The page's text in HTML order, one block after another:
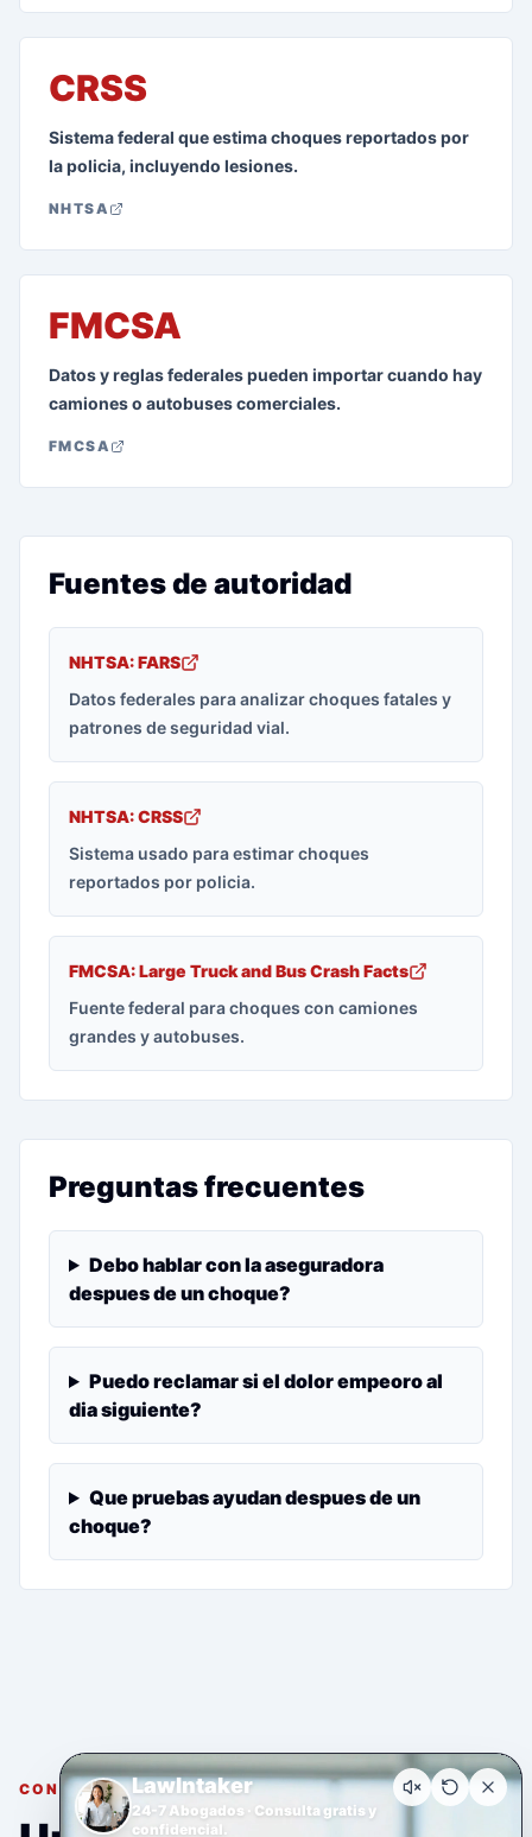
CRSS
Sistema federal que estima choques reportados por
la policia, incluyendo lesiones.
NHTSA
FMCSA
Datos y reglas federales pueden importar cuando hay
camiones o autobuses comerciales.
FMCSA
Fuentes de autoridad
NHTSA: FARS
Datos federales para analizar choques fatales y
patrones de seguridad vial.
NHTSA: CRSS
Sistema usado para estimar choques
reportados por policia.
FMCSA: Large Truck and Bus Crash Facts
Fuente federal para choques con camiones
grandes y autobuses.
Preguntas frecuentes
Debo hablar con la aseguradora
despues de un choque?
Puedo reclamar si el dolor empeoro al
dia siguiente?
Que pruebas ayudan despues de un
choque?
CONSULTA GRATUITA Y CONFIDENCIAL
LawIntaker
24-7 Abogados · Consulta gratis y
confidencial.